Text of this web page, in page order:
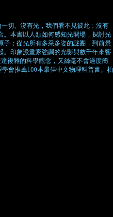
切。沒有光，我們看不見彼此；沒有
。本書以人類如何感知光開場，探討光
子；從光所有多采多姿的謎團，到前景
。印象派畫家強調的光影與數千年來藝
複雜的科學觀念，又絲毫不會過度簡
會推薦100本最佳中文物理科普書。柏